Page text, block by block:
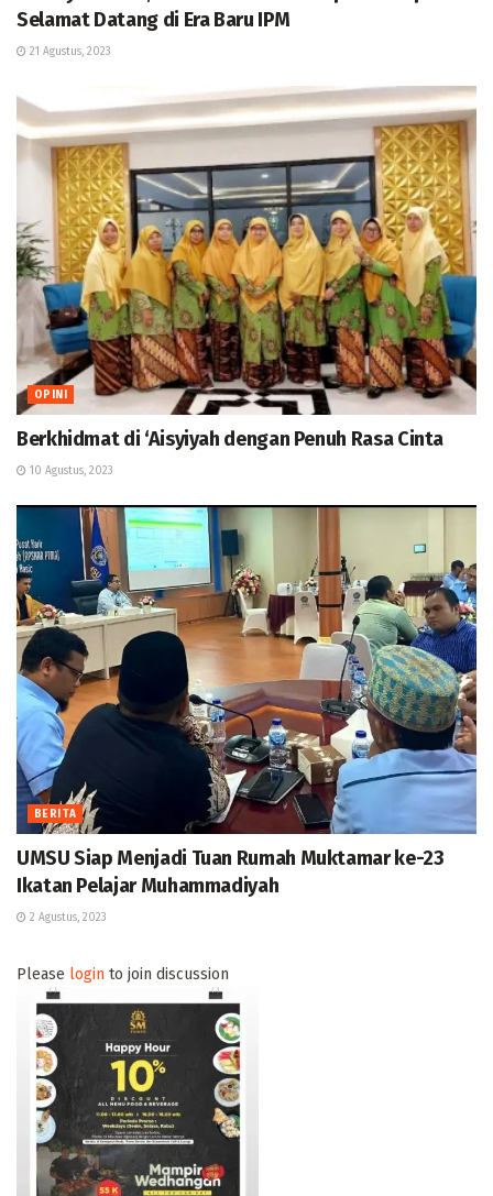
Selamat Datang di Era Baru IPM
21 Agustus, 2023
OPINI
Berkhidmat di ‘Aisyiyah dengan Penuh Rasa Cinta
10 Agustus, 2023
BERITA
UMSU Siap Menjadi Tuan Rumah Muktamar ke-23
Ikatan Pelajar Muhammadiyah
2 Agustus, 2023
Please login to join discussion